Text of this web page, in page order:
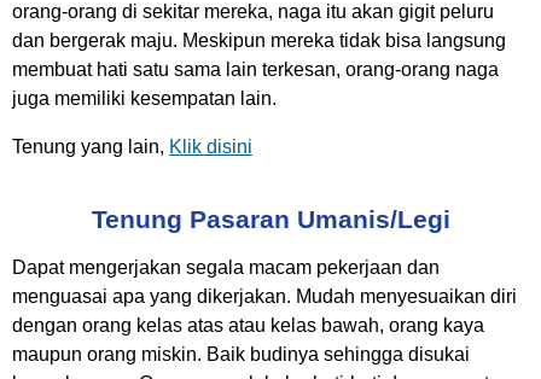
orang-orang di sekitar mereka, naga itu akan gigit peluru
dan bergerak maju. Meskipun mereka tidak bisa langsung
membuat hati satu sama lain terkesan, orang-orang naga
juga memiliki kesempatan lain.
Tenung yang lain, Klik disini
Tenung Pasaran Umanis/Legi
Dapat mengerjakan segala macam pekerjaan dan
menguasai apa yang dikerjakan. Mudah menyesuaikan diri
dengan orang kelas atas atau kelas bawah, orang kaya
maupun orang miskin. Baik budinya sehingga disukai